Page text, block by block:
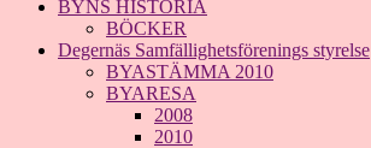
BYNS HISTORIA
BÖCKER
Degernäs Samfällighetsförenings styrelse
BYASTÄMMA 2010
BYARESA
2008
2010